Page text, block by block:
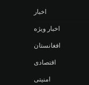
اخبار
اخبار ویژه
افغانستان
اقتصادی
امنیتی